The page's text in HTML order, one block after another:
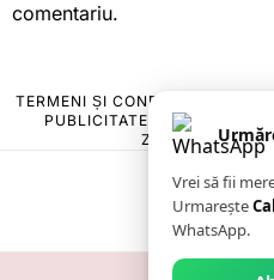
comentariu.
TERMENI ȘI CONDIȚII
PUBLICITATE ONLINE &
ZIARUL
Vrei să fii
Urmarește
WhatsApp.